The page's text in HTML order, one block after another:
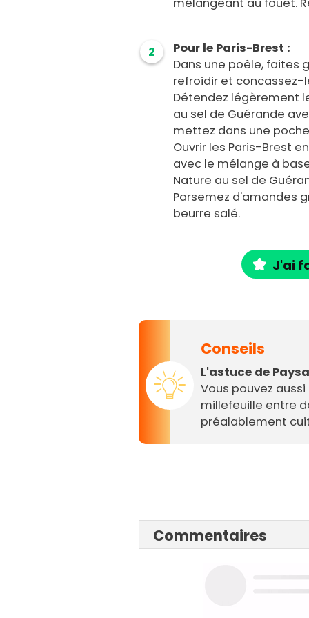
2
Pour le Paris-Brest :
Dans une poêle, faites
refroidir et concassez-
Détendez légèrement
au sel de Guérande
mettez dans une
Ouvrir les Paris-Brest
avec le mélange à
Nature au sel de
Parsemez d'amandes
beurre salé.
J'ai
Conseils
L'astuce de
Vous pouvez
millefeuille entre
préalablement
Commentaires